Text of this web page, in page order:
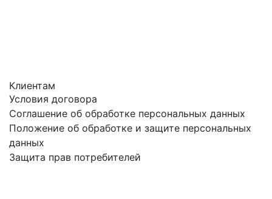
Клиентам
Условия договора
Соглашение об обработке персональных данных
Положение об обработке и защите персональных
данных
Защита прав потребителей